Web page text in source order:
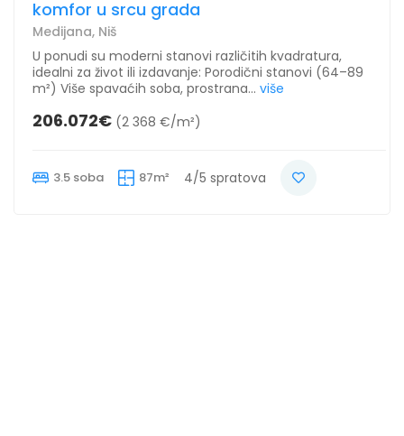
komfor u srcu grada
Medijana, Niš
U ponudi su moderni stanovi različitih kvadratura,
idealni za život ili izdavanje: Porodični stanovi (64–89
m²) Više spavaćih soba, prostrana... više
206.072€ (2 368 €/m²)
3.5 soba 87m² 4/5 spratova